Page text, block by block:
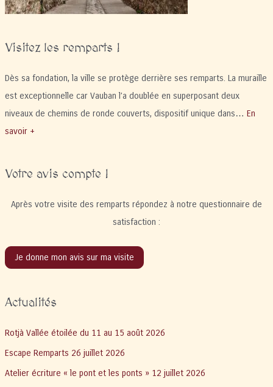
Visitez les remparts !
Dès sa fondation, la ville se protège derrière ses remparts. La muraille
est exceptionnelle car Vauban l’a doublée en superposant deux
niveaux de chemins de ronde couverts, dispositif unique dans… En
savoir +
Votre avis compte !
Après votre visite des remparts répondez à notre questionnaire de
satisfaction :
Je donne mon avis sur ma visite
Actualités
Rotjà Vallée étoilée du 11 au 15 août 2026
Escape Remparts 26 juillet 2026
Atelier écriture « le pont et les ponts » 12 juillet 2026